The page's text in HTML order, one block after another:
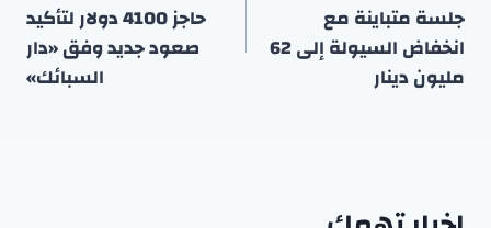
جلسة متباينة مع
انخفاض السيولة إلى 62
مليون دينار
حاجز 4100 دولار لتأكيد
صعود جديد وفق «دار
السبائك»